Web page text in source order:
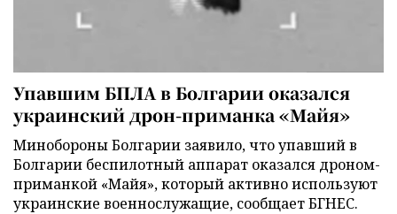
Упавшим БПЛА в Болгарии оказался
украинский дрон-приманка «Майя»
Минобороны Болгарии заявило, что упавший в
Болгарии беспилотный аппарат оказался дроном-
приманкой «Майя», который активно используют
украинские военнослужащие, сообщает БГНЕС.